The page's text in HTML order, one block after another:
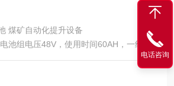
罐笼绞车罐帘门锂电池 煤矿自动化提升设备
池组电压48V，使用时间60AH，一组锂电
护板和电池箱组成，保护板可以避免瞬间
电话咨询